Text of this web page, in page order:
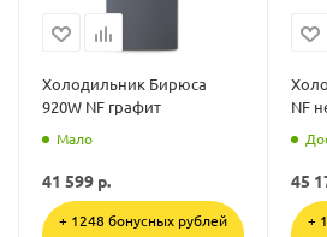
Холодильник Бирюса
920W NF графит
Мало
41 599 р.
+ 1248 бонусных рублей
NF
45
+